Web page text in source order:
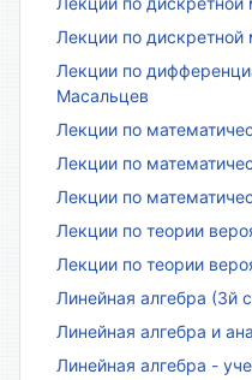
Лекции по дискретной
Лекции по
Масальцев
Лекции по
Лекции по
Лекции по
Лекции по теории
Лекции по теории
Линейная алгебра (3й
Линейная алгебра и
Линейная алгебра -